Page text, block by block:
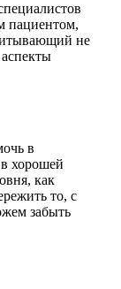
пациентом,
не
в
хорошей
как
то, с
забыть